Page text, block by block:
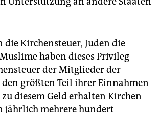
die Kirchensteuer, Juden die
haben dieses Privileg
der Mitglieder der
größten Teil ihrer Einnahmen
diesem Geld erhalten Kirchen
jährlich mehrere hundert